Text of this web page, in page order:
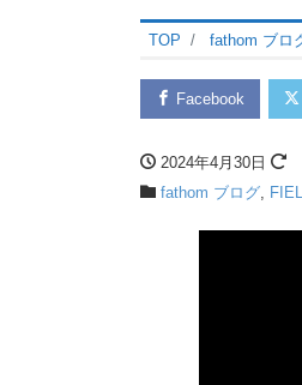
TOP fathom ブロ
Facebook
2024年4月30日
fathom ブログ